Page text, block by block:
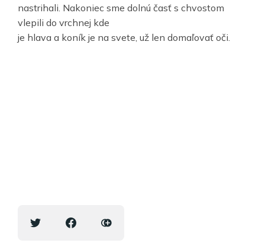
nastrihali. Nakoniec sme dolnú časť s chvostom
vlepili do vrchnej kde
je hlava a koník je na svete, už len domaľovať oči.